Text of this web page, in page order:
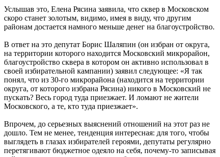
Услышав это, Елена Рясина заявила, что сквер в Московском
скоро станет золотым, видимо, имея в виду, что другим
районам достается намного меньше денег на благоустройство.
В ответ на это депутат Борис Шаляпин (он избран от округа,
на территории которого находится Московский микрорайон,
благоустройство сквера в котором он активно использовал в
своей избирательной кампании) заявил следующее: «Я так
понял, что из 30-го микрорайона (находится на территории
округа, от которого избрана Рясина) никого в Московский не
пускать? Весь город туда приезжает. И ломают не жители
Московского, а те, кто туда приезжает».
Впрочем, до серьезных выяснений отношений на этот раз не
дошло. Тем не менее, тенденция интересная: для того, чтобы
выглядеть в глазах избирателей героями, депутаты регулярно
перетягивают бюджетное одеяло на себя, почему-то записывая